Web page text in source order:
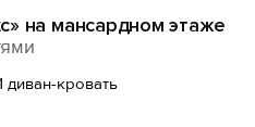
на мансардном этаже
диван-кровать